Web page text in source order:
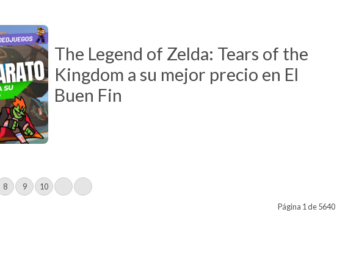
The Legend of Zelda: Tears of the
Kingdom a su mejor precio en El
Buen Fin
8 9 10
Página 1 de 5640